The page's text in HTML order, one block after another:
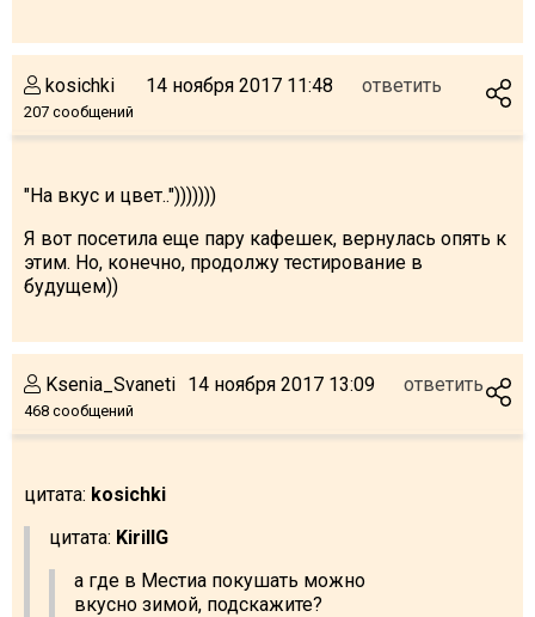
kosichki
207 сообщений
14 ноября 2017 11:48 ответить
"На вкус и цвет..")))))))
Я вот посетила еще пару кафешек, вернулась опять к
этим. Но, конечно, продолжу тестирование в
будущем))
Ksenia_Svaneti
468 сообщений
14 ноября 2017 13:09 ответить
цитата: kosichki
цитата: KirillG
а где в Местиа покушать можно
вкусно зимой, подскажите?